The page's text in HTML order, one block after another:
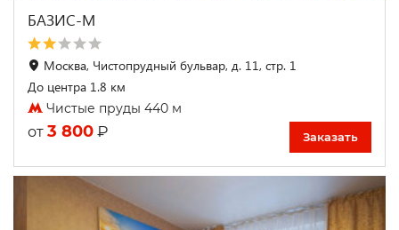
БАЗИС-М
Москва, Чистопрудный бульвар, д. 11, стр. 1
До центра 1.8 км
Чистые пруды 440 м
от 3 800 ₽ Заказать